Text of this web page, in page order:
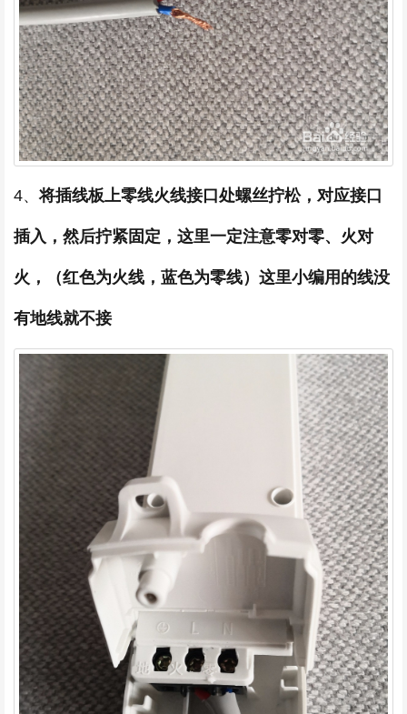
4、 将插线板上零线火线接口处螺丝拧松，对应接口
插入，然后拧紧固定，这里一定注意零对零、火对
火，（红色为火线，蓝色为零线）这里小编用的线没
有地线就不接